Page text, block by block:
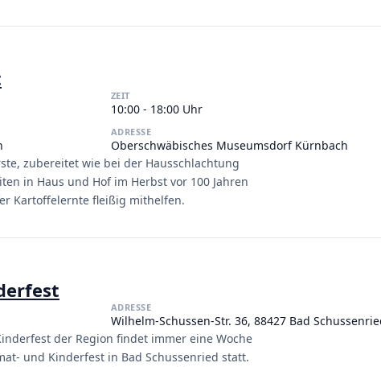
ZEIT
10:00 - 18:00 Uhr
ADRESSE
Oberschwäbisches Museumsdorf Kürnbach
zubereitet wie bei der Hausschlachtung
in Haus und Hof im Herbst vor 100 Jahren
Kartoffelernte fleißig mithelfen.
ADRESSE
Wilhelm-Schussen-Str. 36, 88427 Bad
der Region findet immer eine Woche
und Kinderfest in Bad Schussenried statt.